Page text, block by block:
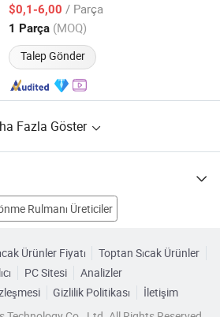
Kalitesi
$0,1-6,00 / Parça
1 Parça (MOQ)
Talep Gönder
Fiyat 2022
Fazla Göster
Rulmanı Üreticiler
Ürünler Fiyatı
Toptan Sıcak Ürünler
PC Sitesi
Analizler
Gizlilik Politikası
İletişim